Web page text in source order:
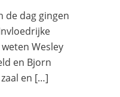
de dag gingen
Wesley
en Bjorn
en […]